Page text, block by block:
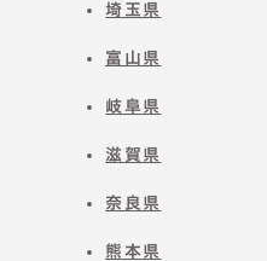
埼玉県
富山県
岐阜県
滋賀県
奈良県
熊本県